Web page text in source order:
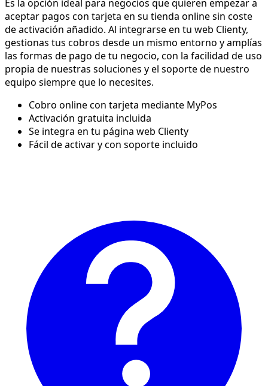
Es la opción ideal para negocios que quieren empezar a
aceptar pagos con tarjeta en su tienda online sin coste
de activación añadido. Al integrarse en tu web Clienty,
gestionas tus cobros desde un mismo entorno y amplías
las formas de pago de tu negocio, con la facilidad de uso
propia de nuestras soluciones y el soporte de nuestro
equipo siempre que lo necesites.
Cobro online con tarjeta mediante MyPos
Activación gratuita incluida
Se integra en tu página web Clienty
Fácil de activar y con soporte incluido